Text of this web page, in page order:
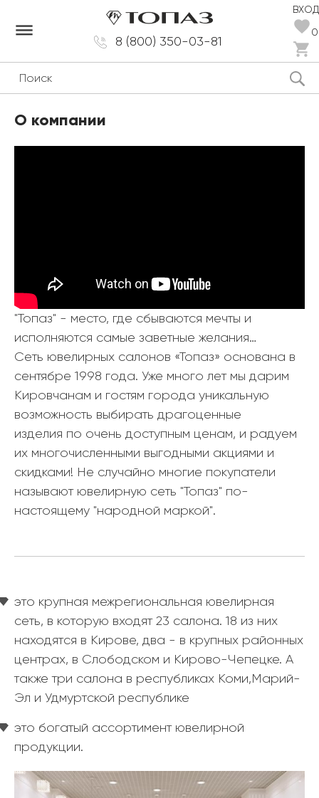
8 (800) 350-03-81
ВХОД
0
dehaze
О компании
"Топаз" - место, где сбываются мечты и
исполняются самые заветные желания…
Сеть ювелирных салонов «Топаз» основана в
сентябре 1998 года. Уже много лет мы дарим
Кировчанам и гостям города уникальную
возможность выбирать драгоценные
изделия по очень доступным ценам, и радуем
их многочисленными выгодными акциями и
скидками! Не случайно многие покупатели
называют ювелирную сеть "Топаз" по-
настоящему "народной маркой".
это крупная межрегиональная ювелирная
сеть, в которую входят 23 салона. 18 из них
находятся в Кирове, два - в крупных районных
центрах, в Слободском и Кирово-Чепецке. А
также три салона в республиках Коми,Марий-
Эл и Удмуртской республике
это богатый ассортимент ювелирной
продукции.